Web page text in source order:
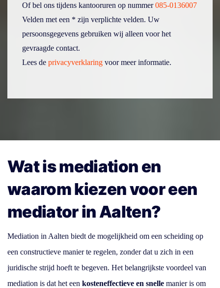
Of bel ons tijdens kantooruren op nummer085-0136007
Velden met een * zijn verplichte velden. Uw
persoonsgegevens gebruiken wij alleen voor het
gevraagde contact.
Lees de privacyverklaring voor meer informatie.
Wat is mediation en
waarom kiezen voor een
mediator in Aalten?
Mediation in Aalten biedt de mogelijkheid om een scheiding op
een constructieve manier te regelen, zonder dat u zich in een
juridische strijd hoeft te begeven. Het belangrijkste voordeel van
mediation is dat het een kosteneffectieve en snelle manier is om